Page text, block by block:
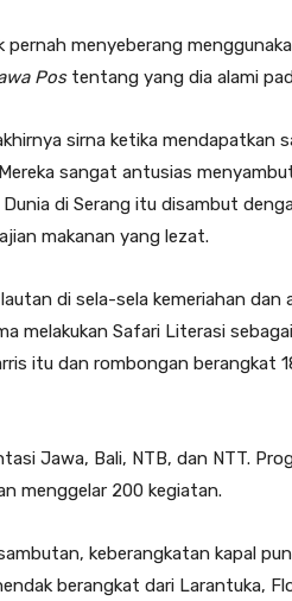
pernah menyeberang
Postentang yang dia alami
sirna ketika mendapatkan
sangat antusias
Dunia di Serang itu disambut
makanan yang lezat.
di sela-sela kemeriahan
melakukan Safari Literasi
itu dan rombongan berangkat
Jawa, Bali, NTB, dan NTT.
menggelar 200 kegiatan.
keberangkatan kapal
berangkat dari Larantuka,